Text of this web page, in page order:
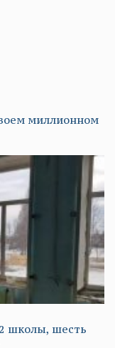
миллионном
школы, шесть